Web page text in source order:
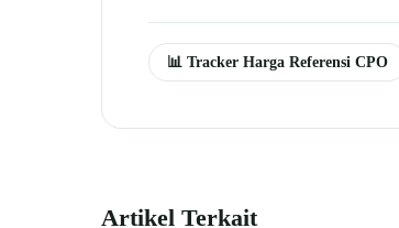
📊 Tracker Harga Referensi CPO
Artikel Terkait